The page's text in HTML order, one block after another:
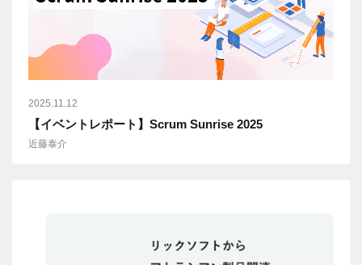
2025.11.12
【イベントレポート】Scrum Sunrise 2025
近藤泰介